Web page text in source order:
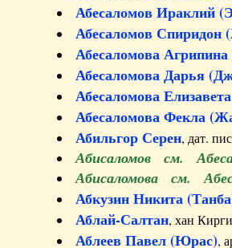
Абесаломов Ираклий
Абесаломов Спиридон
Абесаломова
Абесаломова Дарья
Абесаломова
Абесаломова Фекла
Абильгор Серен, дат.
Абисаломов см.
Абисаломова см.
Абкузин Никита
Аблай-Салтан, хан
Аблеев Павел (Юрас),